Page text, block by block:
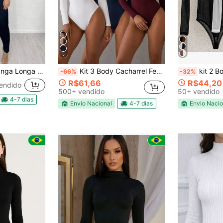
com Zíper Academia Balada
4-7 dias
5
-66% Kit 3 Body Cacharrel Feminino Manga Longa Gola Alta em Suplex
R$61,66
500+ vendido
Envio Nacional 4-7 dias
-32% kit 2 Body Tule
R$44,20
50+ vendido
Envio